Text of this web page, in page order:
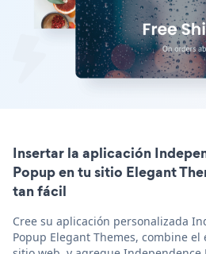
Insertar la aplicación
Popup en tu sitio Elegant
tan fácil
Cree su aplicación personalizada
Popup Elegant Themes, combine el